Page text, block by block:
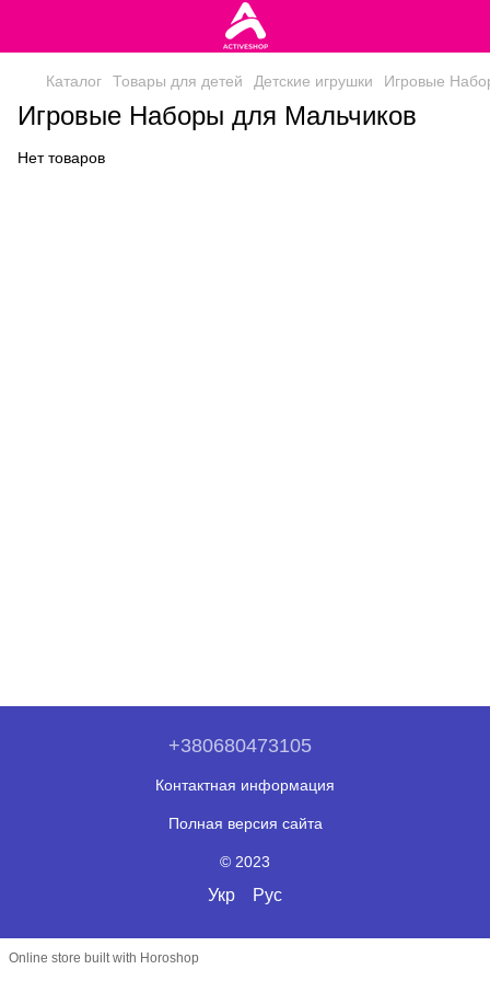
Каталог Товары для детей Детские игрушки Игровые
Игровые Наборы для Мальчиков
Нет товаров
+380680473105
Контактная информация
Полная версия сайта
© 2023
Укр Рус
Online store built with Horoshop